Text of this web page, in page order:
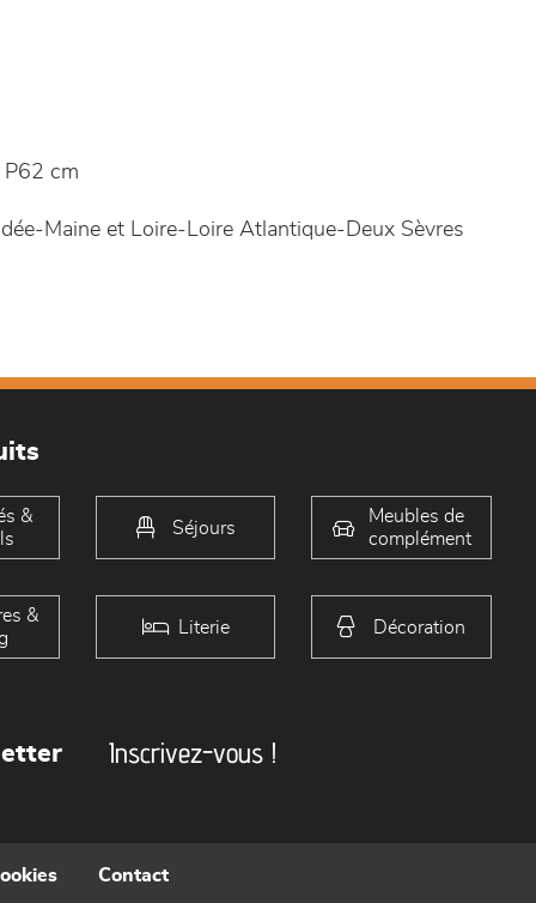
cm
Maine et Loire-Loire Atlantique-Deux Sèvres
&
Séjours
Meubles de
complément
&
Literie Décoration
Inscrivez-vous !
Contact